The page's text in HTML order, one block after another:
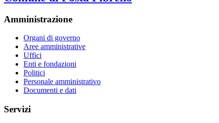
Amministrazione
Organi di governo
Aree amministrative
Uffici
Enti e fondazioni
Politici
Personale amministrativo
Documenti e dati
Servizi